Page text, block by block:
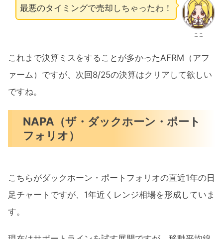
ここ
最悪のタイミングで売却しちゃったわ！
これまで決算ミスをすることが多かったAFRM（アフ
ァーム）ですが、次回8/25の決算はクリアして欲しい
ですね。
NAPA（ザ・ダックホーン・ポート
フォリオ）
こちらがダックホーン・ポートフォリオの直近1年の日
足チャートですが、1年近くレンジ相場を形成していま
す。